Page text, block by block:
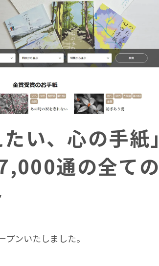
い、心の手紙
通の全て
ンいたしました。